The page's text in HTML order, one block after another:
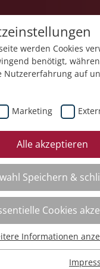
"Umgang mit
Personen im Autismus-
in den Warenkorb
effizient erstellen
abrufbar
möglich
werden Cookies
benötigt,
Nutzererfahrung auf
Marketing
Alle akzeptieren
Speichern &
Cookies
werden für
Informationen